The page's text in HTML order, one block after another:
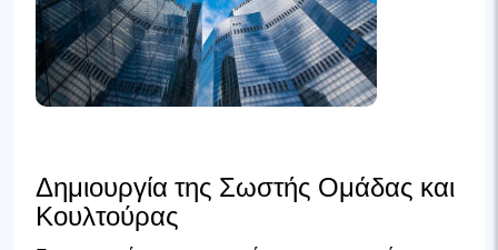
Δημιουργία της Σωστής Ομάδας και
Κουλτούρας